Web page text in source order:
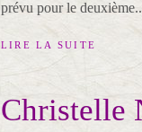
prévu pour le
LIRE LA SUITE
Christelle